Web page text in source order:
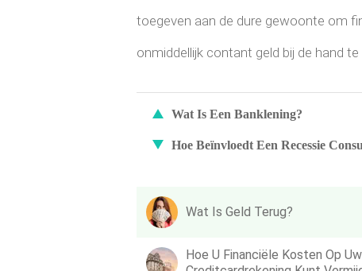
toegeven aan de dure gewoonte om
onmiddellijk contant geld bij de hand te
Wat Is Een Banklening?
Hoe Beïnvloedt Een Recessie
Wat Is Geld Terug?
Hoe U Financiële Kosten Op Uw